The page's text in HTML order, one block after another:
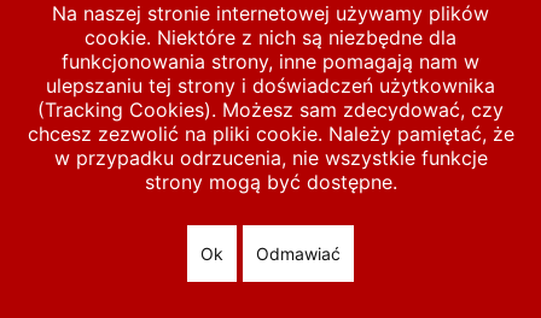
© 2026 polska-pilka.pl|Tanie strony internetowe All Rights
Reserved
Na naszej stronie internetowej używamy plików
cookie. Niektóre z nich są niezbędne dla
funkcjonowania strony, inne pomagają nam w
ulepszaniu tej strony i doświadczeń użytkownika
(Tracking Cookies). Możesz sam zdecydować, czy
chcesz zezwolić na pliki cookie. Należy pamiętać, że
w przypadku odrzucenia, nie wszystkie funkcje
strony mogą być dostępne.
Ok Odmawiać